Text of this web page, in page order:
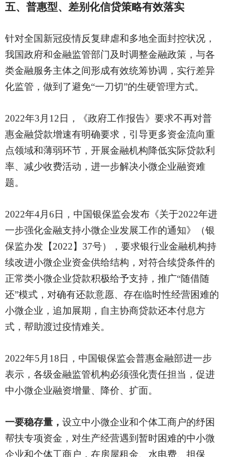
五、普惠型、差别化信贷策略有效落实
针对全国新冠疫情反复肆虐和多地全面封控状况，
我国政府和金融监管部门及时调整金融政策，与各
类金融服务主体之间形成有效统筹协调，实行差异
化监管，做到了避免“一刀切”的生硬管理方式。
2022年3月12日，《政府工作报告》要求不再对普
惠金融贷款增速有明确要求，引导更多资金流向重
点领域和薄弱环节，开展金融机构降低实际贷款利
率、减少收费活动，进一步解决小微企业融资难
题。
2022年4月6日，中国银保监会发布《关于2022年进
一步强化金融支持小微企业发展工作的通知》（银
保监办发【2022】37号），要求银行业金融机构持
续改进小微企业资金供给结构，对符合续贷条件的
正常类小微企业贷款积极给予支持，推广“随借随
还”模式，对确有还款意愿、存在临时性经营困难的
小微企业，追加展期，自主协商贷款还本付息方
式，帮助渡过疫情难关。
2022年5月18日，中国银保监会普惠金融部进一步
表示，各级金融监管机构必须强化责任担当，促进
中小微企业融资增量、降价、扩面。
一要稳存量， 设立中小微企业和个体工商户的纾困
帮扶专项资金，对生产经营遇到暂时困难的中小微
企业和个体工商户，在房屋租金、水电费、担保